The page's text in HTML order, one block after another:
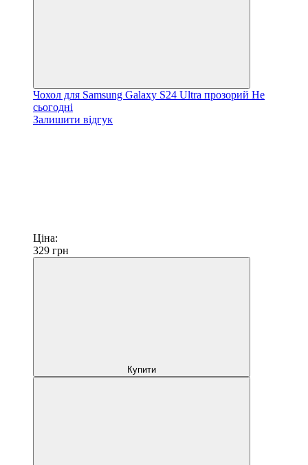
Чохол для Samsung Galaxy S24 Ultra прозорий Не
сьогодні
Залишити відгук
Ціна:
329 грн
Купити